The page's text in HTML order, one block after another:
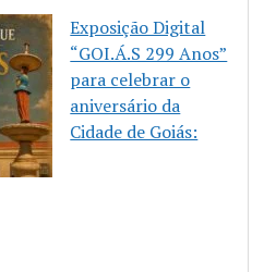
Exposição Digital
“GOI.Á.S 299 Anos”
para celebrar o
aniversário da
Cidade de Goiás: